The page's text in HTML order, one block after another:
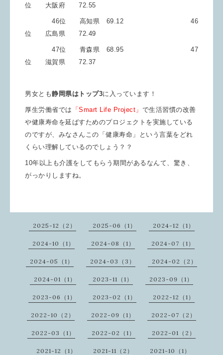
位 大阪府 72.55
46位 高知県 69.12 46
位 広島県 72.49
47位 青森県 68.95 47
位 滋賀県 72.37
男女とも静岡県はトップ3に入っています！
厚生労働省では 「Smart Life Project」 で生活習慣の改善
や健康寿命を延ばすためのプロジェクトを実施している
のですが、みなさんこの「健康寿命」という言葉をどれ
くらい理解しているのでしょう？？
10年以上も介護をしてもらう期間があるなんて、驚き、
がっかりしますね。
2025-12（2） 2025-06（1） 2024-12（1）
2024-10（1） 2024-08（1） 2024-07（1）
2024-05（1） 2024-03（3） 2024-02（2）
2024-01（1） 2023-11（1） 2023-09（1）
2023-06（1） 2023-02（1） 2022-12（1）
2022-10（2） 2022-09（1） 2022-07（2）
2022-03（1） 2022-02（1） 2022-01（2）
2021-12（1） 2021-11（2） 2021-10（1）